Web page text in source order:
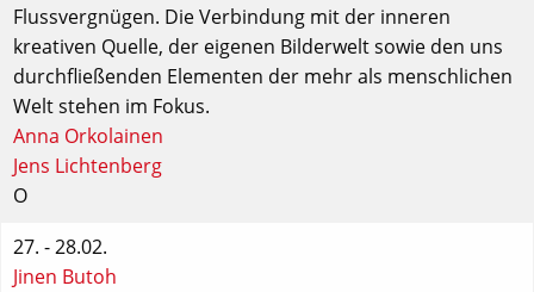
Flussvergnügen. Die Verbindung mit der inneren
kreativen Quelle, der eigenen Bilderwelt sowie den uns
durchfließenden Elementen der mehr als menschlichen
Welt stehen im Fokus.
Anna Orkolainen
Jens Lichtenberg
O
27. - 28.02.
Jinen Butoh